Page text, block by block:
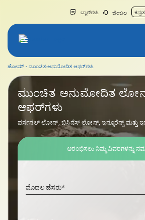
ಬ್ಲಾಗ್‌ಗಳು ಬೆಂಬಲ
ಹೋಮ್ ಮುಂಚಿತ-ಅನುಮೋದಿತ ಆಫರ್‌ಗಳು
ಮುಂಚಿತ ಅನುಮೋದಿತ
ಆಫರ್‌ಗಳು
ಪರ್ಸನಲ್ ಲೋನ್, ಬಿಸಿನೆಸ್ ಲೋನ್, ಇನ್ಶೂರೆನ್ಸ್ ಮತ್ತು
ಆರಂಭಿಸಲು ನಿಮ್ಮ ವಿವರಗಳನ್ನು
ಮೊದಲ ಹೆಸರು*Required field